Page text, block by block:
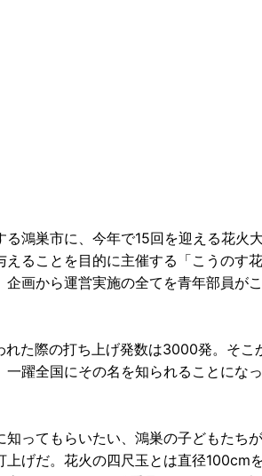
鴻巣市に、今年で15回を迎える花火
えることを目的に主催する「こうのす
画から運営実施の全てを青年部員が
た際の打ち上げ発数は3000発。そ
一躍全国にその名を知られることにな
知ってもらいたい、鴻巣の子どもたち
げだ。花火の四尺玉とは直径100cm